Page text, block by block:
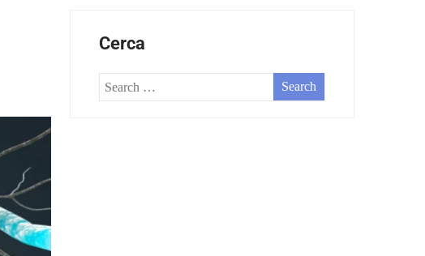
Cerca